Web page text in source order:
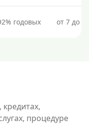
годовых от 7 до
процедуре